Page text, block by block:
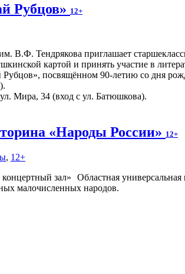
Рубцов» 12+
В.Ф. Тендрякова приглашает
картой и принять участие в
Рубцов», посвящённом 90-летию со дня
Мира, 34 (вход с ул. Батюшкова).
«Народы России» 12+
, 12+
Областная
малочисленных народов.